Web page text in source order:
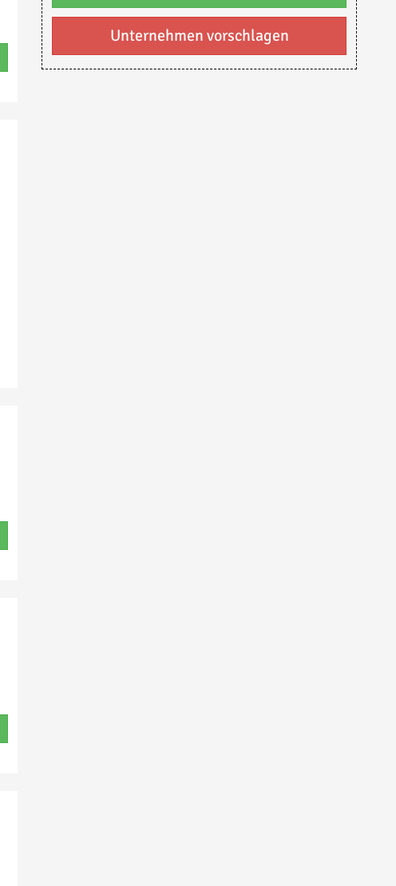
Unternehmen vorschlagen